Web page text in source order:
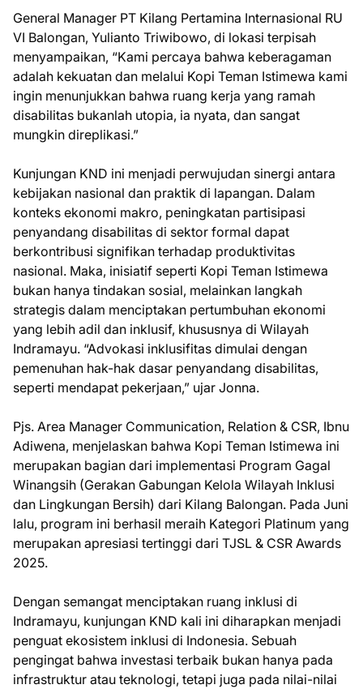
General Manager PT Kilang Pertamina Internasional RU
VI Balongan, Yulianto Triwibowo, di lokasi terpisah
menyampaikan, “Kami percaya bahwa keberagaman
adalah kekuatan dan melalui Kopi Teman Istimewa kami
ingin menunjukkan bahwa ruang kerja yang ramah
disabilitas bukanlah utopia, ia nyata, dan sangat
mungkin direplikasi.”
Kunjungan KND ini menjadi perwujudan sinergi antara
kebijakan nasional dan praktik di lapangan. Dalam
konteks ekonomi makro, peningkatan partisipasi
penyandang disabilitas di sektor formal dapat
berkontribusi signifikan terhadap produktivitas
nasional. Maka, inisiatif seperti Kopi Teman Istimewa
bukan hanya tindakan sosial, melainkan langkah
strategis dalam menciptakan pertumbuhan ekonomi
yang lebih adil dan inklusif, khususnya di Wilayah
Indramayu. “Advokasi inklusifitas dimulai dengan
pemenuhan hak-hak dasar penyandang disabilitas,
seperti mendapat pekerjaan,” ujar Jonna.
Pjs. Area Manager Communication, Relation & CSR, Ibnu
Adiwena, menjelaskan bahwa Kopi Teman Istimewa ini
merupakan bagian dari implementasi Program Gagal
Winangsih (Gerakan Gabungan Kelola Wilayah Inklusi
dan Lingkungan Bersih) dari Kilang Balongan. Pada Juni
lalu, program ini berhasil meraih Kategori Platinum yang
merupakan apresiasi tertinggi dari TJSL & CSR Awards
2025.
Dengan semangat menciptakan ruang inklusi di
Indramayu, kunjungan KND kali ini diharapkan menjadi
penguat ekosistem inklusi di Indonesia. Sebuah
pengingat bahwa investasi terbaik bukan hanya pada
infrastruktur atau teknologi, tetapi juga pada nilai-nilai